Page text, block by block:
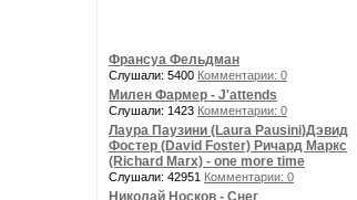
Франсуа Фельдман
Слушали: 5400 Комментарии: 0
Милен Фармер - J'attends
Слушали: 1423 Комментарии: 0
Лаура Паузини (Laura Pausini)Дэвид
Фостер (David Foster) Ричард Маркс
(Richard Marx) - one more time
Слушали: 42951 Комментарии: 0
Николай Носков - Снег